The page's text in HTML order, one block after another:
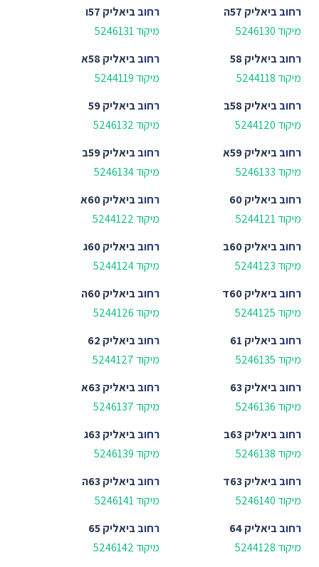
רחובביאליק 57ה
מיקוד 5246130
רחובביאליק 57ו
מיקוד 5246131
רחובביאליק 58
מיקוד 5244118
רחובביאליק 58א
מיקוד 5244119
רחובביאליק 58ב
מיקוד 5244120
רחובביאליק 59
מיקוד 5246132
רחובביאליק 59א
מיקוד 5246133
רחובביאליק 59ב
מיקוד 5246134
רחובביאליק 60
מיקוד 5244121
רחובביאליק 60א
מיקוד 5244122
רחובביאליק 60ב
מיקוד 5244123
רחובביאליק 60ג
מיקוד 5244124
רחובביאליק 60ד
מיקוד 5244125
רחובביאליק 60ה
מיקוד 5244126
רחובביאליק 61
מיקוד 5246135
רחובביאליק 62
מיקוד 5244127
רחובביאליק 63
מיקוד 5246136
רחובביאליק 63א
מיקוד 5246137
רחובביאליק 63ב
מיקוד 5246138
רחובביאליק 63ג
מיקוד 5246139
רחובביאליק 63ד
מיקוד 5246140
רחובביאליק 63ה
מיקוד 5246141
רחובביאליק 64
מיקוד 5244128
רחובביאליק 65
מיקוד 5246142